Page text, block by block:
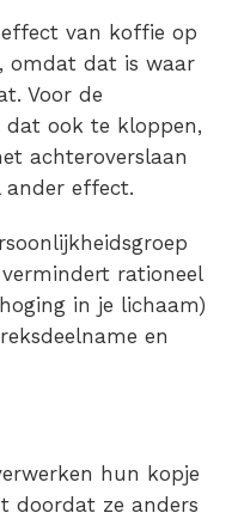
van koffie op
omdat dat is waar
Voor de
ook te kloppen,
achteroverslaan
ander effect.
vermindert rationeel
in je lichaam)
en
hun kopje
doordat ze anders